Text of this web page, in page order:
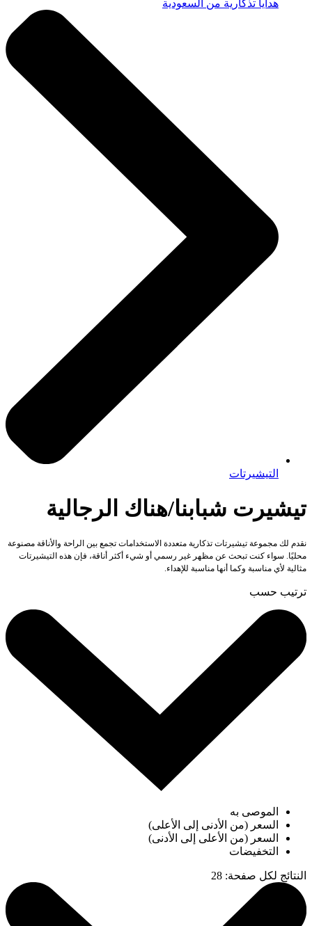
هدايا تذكارية من السعودية
التيشيرتات
تيشيرت شبابنا/هناك الرجالية
نقدم لك مجموعة تيشيرتات تذكارية متعددة الاستخدامات تجمع بين الراحة والأناقة مصنوعة
محليًا. سواء كنت تبحث عن مظهر غير رسمي أو شيء أكثر أناقة، فإن هذه التيشيرتات
مثالية لأي مناسبة وكما أنها مناسبة للإهداء.
ترتيب حسب
الموصى به
السعر (من الأدنى إلى الأعلى)
السعر (من الأعلى إلى الأدنى)
التخفيضات
النتائج لكل صفحة:
28